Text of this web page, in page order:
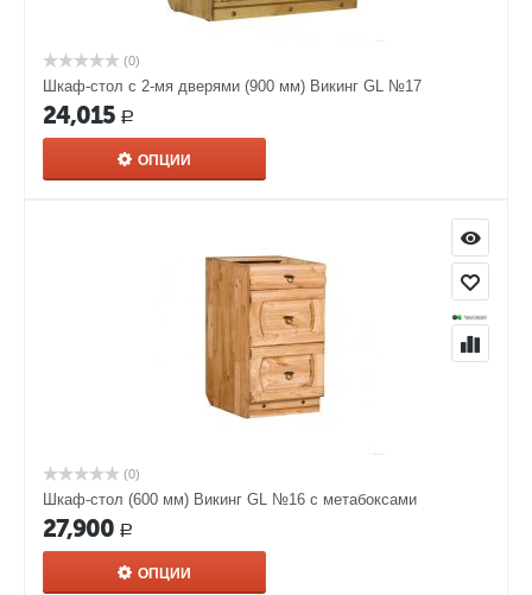
(0)
Шкаф-стол с 2-мя дверями (900 мм) Викинг GL №17
24,015 Р
ОПЦИИ
(0)
Шкаф-стол (600 мм) Викинг GL №16 с метабоксами
27,900 Р
ОПЦИИ